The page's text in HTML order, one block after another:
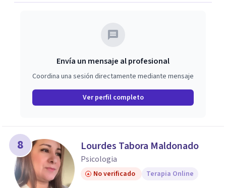
Envía un mensaje al profesional
Coordina una sesión directamente mediante mensaje
Ver perfil completo
8 Lourdes Tabora Maldonado
Psicologia
No verificado Terapia Online